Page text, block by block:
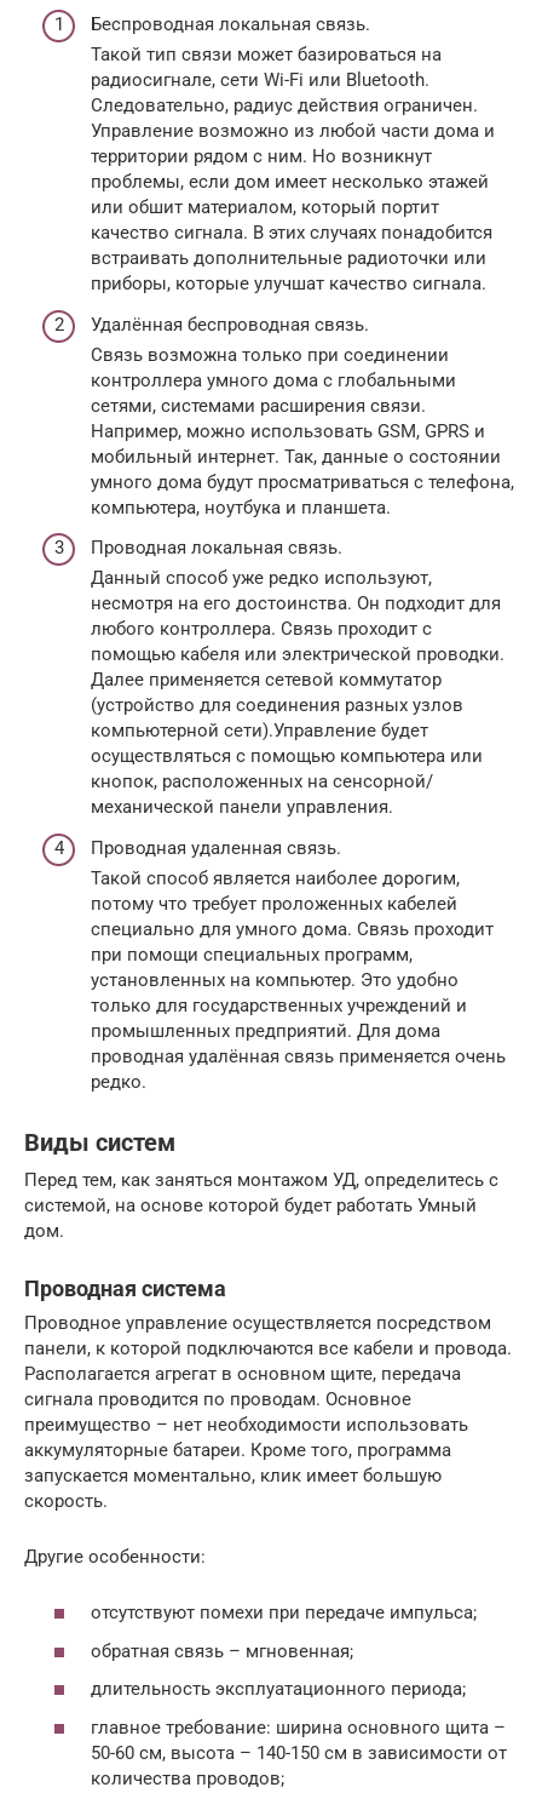
Беспроводная локальная связь.
Такой тип связи может базироваться на
радиосигнале, сети Wi-Fi или Bluetooth.
Следовательно, радиус действия ограничен.
Управление возможно из любой части дома и
территории рядом с ним. Но возникнут
проблемы, если дом имеет несколько этажей
или обшит материалом, который портит
качество сигнала. В этих случаях понадобится
встраивать дополнительные радиоточки или
приборы, которые улучшат качество сигнала.
Удалённая беспроводная связь.
Связь возможна только при соединении
контроллера умного дома с глобальными
сетями, системами расширения связи.
Например, можно использовать GSM, GPRS и
мобильный интернет. Так, данные о состоянии
умного дома будут просматриваться с телефона,
компьютера, ноутбука и планшета.
Проводная локальная связь.
Данный способ уже редко используют,
несмотря на его достоинства. Он подходит для
любого контроллера. Связь проходит с
помощью кабеля или электрической проводки.
Далее применяется сетевой коммутатор
(устройство для соединения разных узлов
компьютерной сети).Управление будет
осуществляться с помощью компьютера или
кнопок, расположенных на сенсорной/
механической панели управления.
Проводная удаленная связь.
Такой способ является наиболее дорогим,
потому что требует проложенных кабелей
специально для умного дома. Связь проходит
при помощи специальных программ,
установленных на компьютер. Это удобно
только для государственных учреждений и
промышленных предприятий. Для дома
проводная удалённая связь применяется очень
редко.
Виды систем
Перед тем, как заняться монтажом УД, определитесь с
системой, на основе которой будет работать Умный
дом.
Проводная система
Проводное управление осуществляется посредством
панели, к которой подключаются все кабели и провода.
Располагается агрегат в основном щите, передача
сигнала проводится по проводам. Основное
преимущество – нет необходимости использовать
аккумуляторные батареи. Кроме того, программа
запускается моментально, клик имеет большую
скорость.
Другие особенности:
отсутствуют помехи при передаче импульса;
обратная связь – мгновенная;
длительность эксплуатационного периода;
главное требование: ширина основного щита –
50-60 см, высота – 140-150 см в зависимости от
количества проводов;